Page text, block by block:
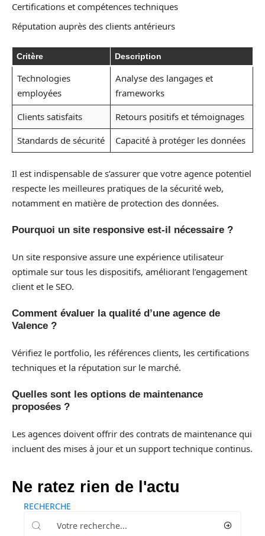
Certifications et compétences techniques
Réputation auprès des clients antérieurs
Critère Description
Technologies
employées
Analyse des langages et
frameworks
Clients satisfaits
Retours positifs et témoignages
Standards de sécurité
Capacité à protéger les données
Il est indispensable de s’assurer que votre agence potentiel
respecte les meilleures pratiques de la sécurité web,
notamment en matière de protection des données.
Pourquoi un site responsive est-il nécessaire ?
Un site responsive assure une expérience utilisateur
optimale sur tous les dispositifs, améliorant l’engagement
client et le SEO.
Comment évaluer la qualité d’une agence de
Valence ?
Vérifiez le portfolio, les références clients, les certifications
techniques et la réputation sur le marché.
Quelles sont les options de maintenance
proposées ?
Les agences doivent offrir des contrats de maintenance qui
incluent des mises à jour et un support technique continus.
Ne ratez rien de l'actu
RECHERCHE